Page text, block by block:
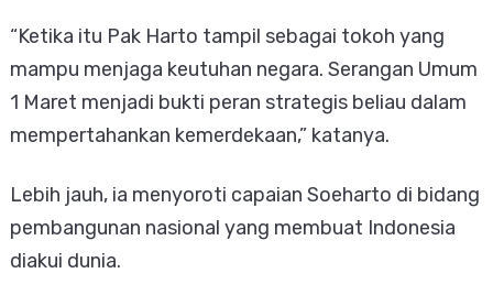
“Ketika itu Pak Harto tampil sebagai tokoh yang
mampu menjaga keutuhan negara. Serangan Umum
1 Maret menjadi bukti peran strategis beliau dalam
mempertahankan kemerdekaan,” katanya.
Lebih jauh, ia menyoroti capaian Soeharto di bidang
pembangunan nasional yang membuat Indonesia
diakui dunia.